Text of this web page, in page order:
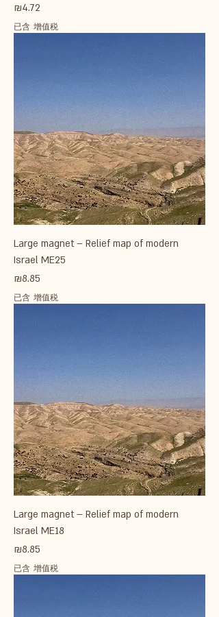
價格
₪4.72
已含 增值税
Large magnet – Relief map of modern
Israel ME25
價格
₪8.85
已含 增值税
Large magnet – Relief map of modern
Israel ME18
價格
₪8.85
已含 增值税